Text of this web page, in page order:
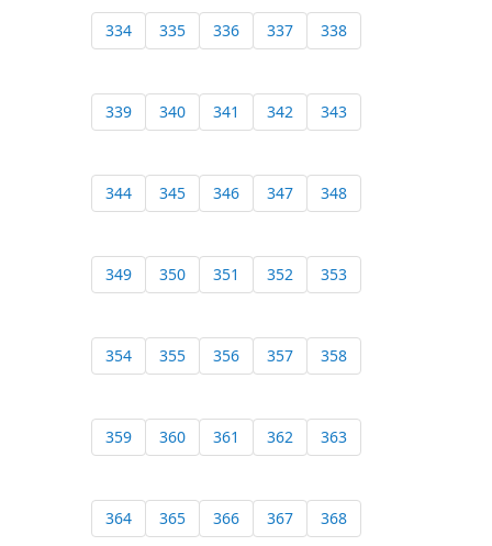
334 335 336 337 338
339 340 341 342 343
344 345 346 347 348
349 350 351 352 353
354 355 356 357 358
359 360 361 362 363
364 365 366 367 368